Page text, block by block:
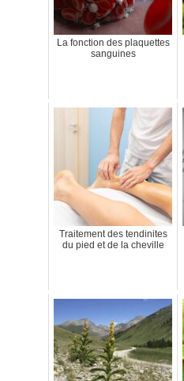
La fonction des plaquettes
sanguines
Traitement des tendinites
du pied et de la cheville